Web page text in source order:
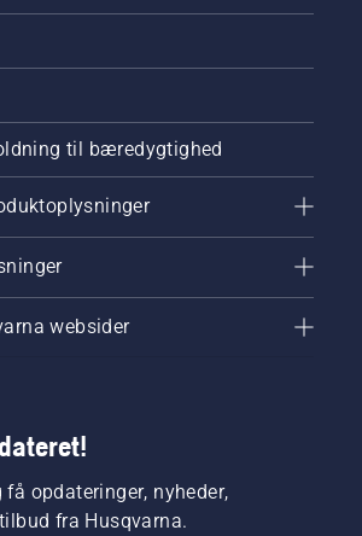
til bæredygtighed
websider
opdateringer, nyheder,
fra Husqvarna.